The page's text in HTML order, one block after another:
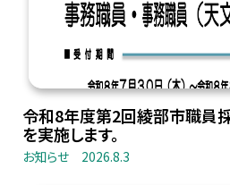
令和8年度第2回綾部市職員
を実施します。
お知らせ 2026.8.3